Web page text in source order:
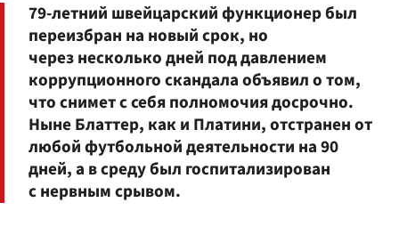
79-летний швейцарский функционер был
переизбран на новый срок, но
через несколько дней под давлением
коррупционного скандала объявил о том,
что снимет с себя полномочия досрочно.
Ныне Блаттер, как и Платини, отстранен от
любой футбольной деятельности на 90
дней, а в среду был госпитализирован
с нервным срывом.